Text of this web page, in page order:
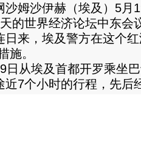
沙伊赫（埃及）5月
的世界经济论坛中东会
日来，埃及警方在这个
施。
从埃及首都开罗乘坐巴
近7个小时的行程，先后